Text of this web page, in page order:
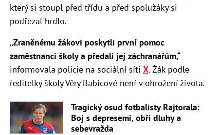
který si stoupl před třídu a před spolužáky si
podřezal hrdlo.
„Zraněnému žákovi poskytli první pomoc
zaměstnanci školy a předali jej záchranářům,“
informovala policie na sociální síti X. Žák podle
ředitelky školy Věry Babicové není v ohrožení života.
Tragický osud fotbalisty Rajtorala:
Boj s depresemi, obří dluhy a
sebevražda